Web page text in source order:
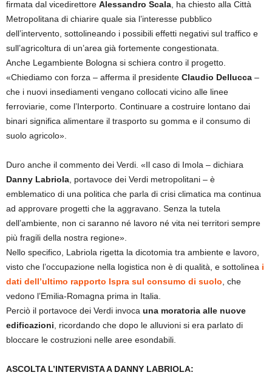
firmata dal vicedirettore Alessandro Scala, ha chiesto alla Città
Metropolitana di chiarire quale sia l’interesse pubblico
dell’intervento, sottolineando i possibili effetti negativi sul traffico e
sull’agricoltura di un’area già fortemente congestionata.
Anche Legambiente Bologna si schiera contro il progetto.
«Chiediamo con forza – afferma il presidente Claudio Dellucca –
che i nuovi insediamenti vengano collocati vicino alle linee
ferroviarie, come l’Interporto. Continuare a costruire lontano dai
binari significa alimentare il trasporto su gomma e il consumo di
suolo agricolo».
Duro anche il commento dei Verdi. «Il caso di Imola – dichiara
Danny Labriola, portavoce dei Verdi metropolitani – è
emblematico di una politica che parla di crisi climatica ma continua
ad approvare progetti che la aggravano. Senza la tutela
dell’ambiente, non ci saranno né lavoro né vita nei territori sempre
più fragili della nostra regione».
Nello specifico, Labriola rigetta la dicotomia tra ambiente e lavoro,
visto che l’occupazione nella logistica non è di qualità, e sottolinea i
dati dell’ultimo rapporto Ispra sul consumo di suolo, che
vedono l’Emilia-Romagna prima in Italia.
Perciò il portavoce dei Verdi invoca una moratoria alle nuove
edificazioni, ricordando che dopo le alluvioni si era parlato di
bloccare le costruzioni nelle aree esondabili.
ASCOLTA L’INTERVISTA A DANNY LABRIOLA: